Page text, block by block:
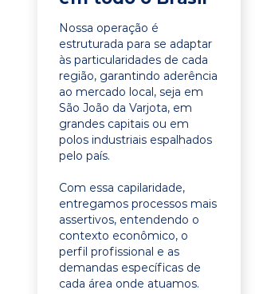
Nossa operação é
estruturada para se adaptar
às particularidades de cada
região, garantindo aderência
ao mercado local, seja em
São João da Varjota, em
grandes capitais ou em
polos industriais espalhados
pelo país.
Com essa capilaridade,
entregamos processos mais
assertivos, entendendo o
contexto econômico, o
perfil profissional e as
demandas específicas de
cada área onde atuamos.